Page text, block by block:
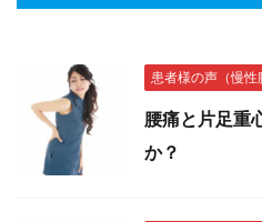
患者様の声（慢性
腰痛と片足重
か？